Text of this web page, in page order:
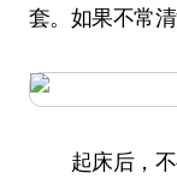
套。如果不常
起床后，不